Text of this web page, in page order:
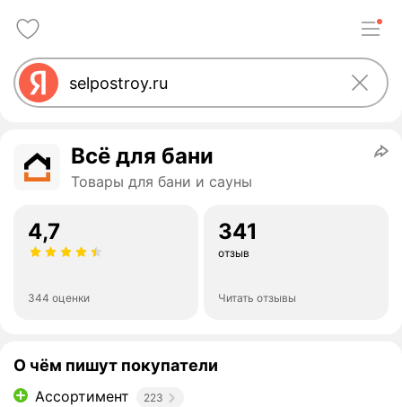
Всё для бани
Товары для бани и сауны
4,7
344 оценки
341
отзыв
Читать отзывы
О чём пишут покупатели
Ассортимент 223